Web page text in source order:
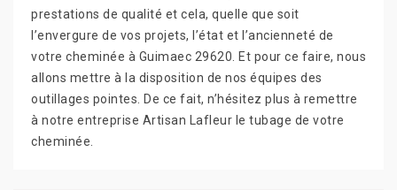
prestations de qualité et cela, quelle que soit
l’envergure de vos projets, l’état et l’ancienneté de
votre cheminée à Guimaec 29620. Et pour ce faire, nous
allons mettre à la disposition de nos équipes des
outillages pointes. De ce fait, n’hésitez plus à remettre
à notre entreprise Artisan Lafleur le tubage de votre
cheminée.